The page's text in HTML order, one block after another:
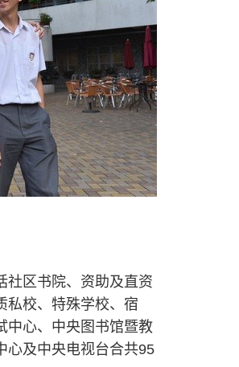
社区书院、资助及直资
私校、特殊学校、宿
中心、中央图书馆暨教
心及中央电视台合共95